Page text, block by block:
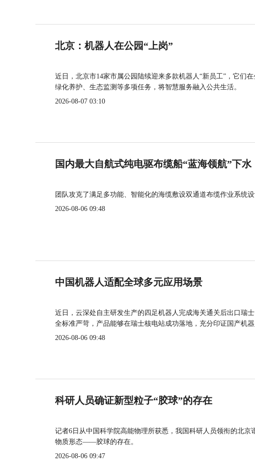
北京：机器人在公园“上岗”
近日，北京市14家市属公园陆续迎来多款机器人“新员工”，它们
绿化养护、生态监测等多项任务，将智慧服务融入公共生活。
2026-08-07 03:10
国内最大自航式纯电驱布缆船“蓝海领航”下水
团队攻克了满足多功能、智能化的海缆敷设双通道布缆作业系统
2026-08-06 09:48
中国机器人适配全球多元应用场景
近日，云深处自主研发生产的四足机器人完成海关通关后出口瑞
全标准严苛，产品能够在瑞士核电站成功落地，充分印证国产机
2026-08-06 09:48
科研人员确证新型粒子“胶球”的存在
记者6日从中国科学院高能物理所获悉，我国科研人员领衔的北
物质形态——胶球的存在。
2026-08-06 09:47